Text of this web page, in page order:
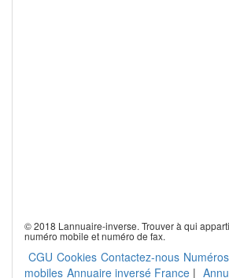
© 2018 Lannuaire-inverse. Trouver à qui
numéro mobile et numéro de fax.
CGU Cookies Contactez-nous
mobiles Annuaire inversé France |